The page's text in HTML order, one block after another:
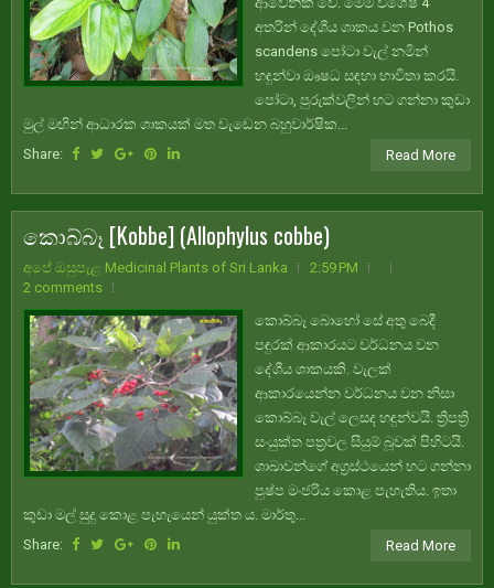
අතරින් දේශීය ශාකය වන Pothos
scandens පෝටා වැල් නමින්
හඳුන්වා ඖෂධ සඳහා භාවිතා කරයි.
පෝටා, පුරුක්වලින් හට ගන්නා කුඩා
මුල් මඟින් ආධාරක ශාකයක් මත වැඩෙන බහුවාර්ෂික...
Share:
Read More
කොබ්බෑ [Kobbe] (Allophylus cobbe)
අපේ ඔසුපැළ Medicinal Plants of Sri Lanka
2:59 PM
2 comments
කොබ්බෑ බොහෝ සේ අතු බෙදී
පඳුරක් ආකාරයට වර්ධනය වන
දේශීය ශාකයකි. වැලක්
ආකාරයෙන්න වර්ධනය වන නිසා
කොබ්බෑ වැල් ලෙසද හඳුන්වයි. ත්‍රිපත්‍රි
සංයුක්ත පත්‍රවල සියුම් බූවක් පිහිටයි.
ශාඛාවන්ගේ අග්‍රස්ථයෙන් හට ගන්නා
පුෂ්ප මංජරිය කොළ පැහැතිය. ඉතා
කුඩා මල් සුදු කොළ පැහැයෙන් යුක්ත ය. මාර්තු...
Share:
Read More